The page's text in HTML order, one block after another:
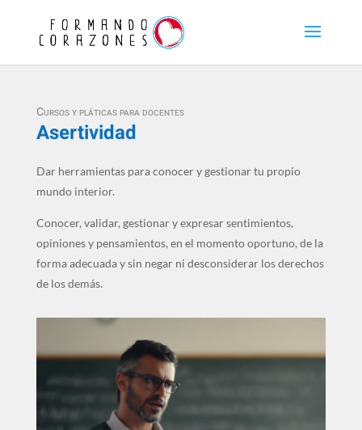
Cursos y pláticas para docentes
Asertividad
Dar herramientas para conocer y gestionar tu propio
mundo interior.
Conocer, validar, gestionar y expresar sentimientos,
opiniones y pensamientos, en el momento oportuno, de la
forma adecuada y sin negar ni desconsiderar los derechos
de los demás.